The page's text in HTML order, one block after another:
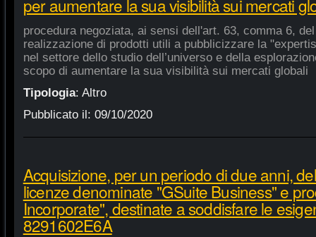
per aumentare la sua visibilità sui mercati
procedura negoziata, ai sensi dell'art. 63, comma 6,
realizzazione di prodotti utili a pubblicizzare la
nel settore dello studio dell’universo e della
scopo di aumentare la sua visibilità sui mercati globali
Tipologia: Altro
Pubblicato il: 09/10/2020
Acquisizione, per un periodo di due anni,
licenze denominate "GSuite Business" e
Incorporate", destinate a soddisfare le
8291602E6A